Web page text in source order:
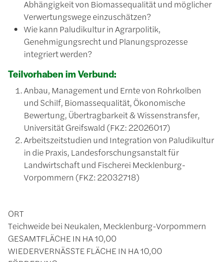
Abhängigkeit von Biomassequalität und möglicher
Verwertungswege einzuschätzen?
Wie kann Paludikultur in Agrarpolitik,
Genehmigungsrecht und Planungsprozesse
integriert werden?
Teilvorhaben im Verbund:
Anbau, Management und Ernte von Rohrkolben
und Schilf, Biomassequalität, Ökonomische
Bewertung, Übertragbarkeit & Wissenstransfer,
Universität Greifswald (FKZ: 22026017)
Arbeitszeitstudien und Integration von Paludikultur
in die Praxis, Landesforschungsanstalt für
Landwirtschaft und Fischerei Mecklenburg-
Vorpommern (FKZ: 22032718)
ORT
Teichweide bei Neukalen, Mecklenburg-Vorpommern
GESAMTFLÄCHE IN HA10,00
WIEDERVERNÄSSTE FLÄCHE IN HA10,00